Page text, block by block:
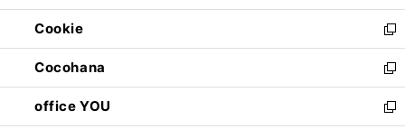
開
く
ウ
で
開
く
ン
ド
ウ
で
開
く
ウ
ィ
ン
ド
ウ
で
開
Cookie
新
し
い
ウ
ィ
Cocohana
新
し
い
office YOU
新